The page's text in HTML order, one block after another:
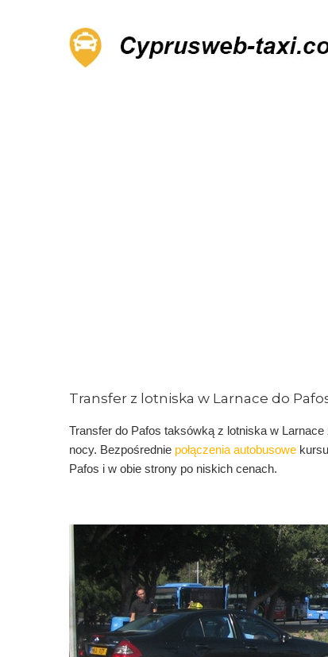
Transfer z lotniska w Larnace do
Transfer do Pafos taksówką z lotniska w
nocy. Bezpośrednie połączenia autobusowe
Pafos i w obie strony po niskich cenach.